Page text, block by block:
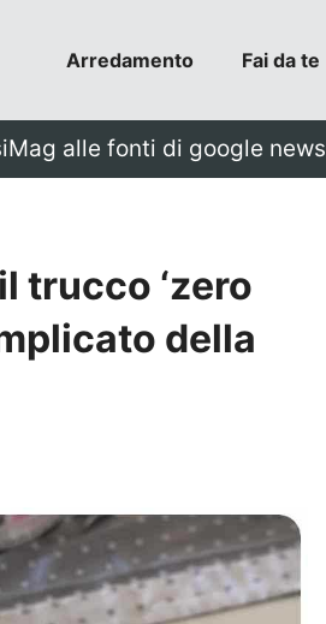
Arredamento Fai da te
alle fonti di google news
trucco ‘zero
della